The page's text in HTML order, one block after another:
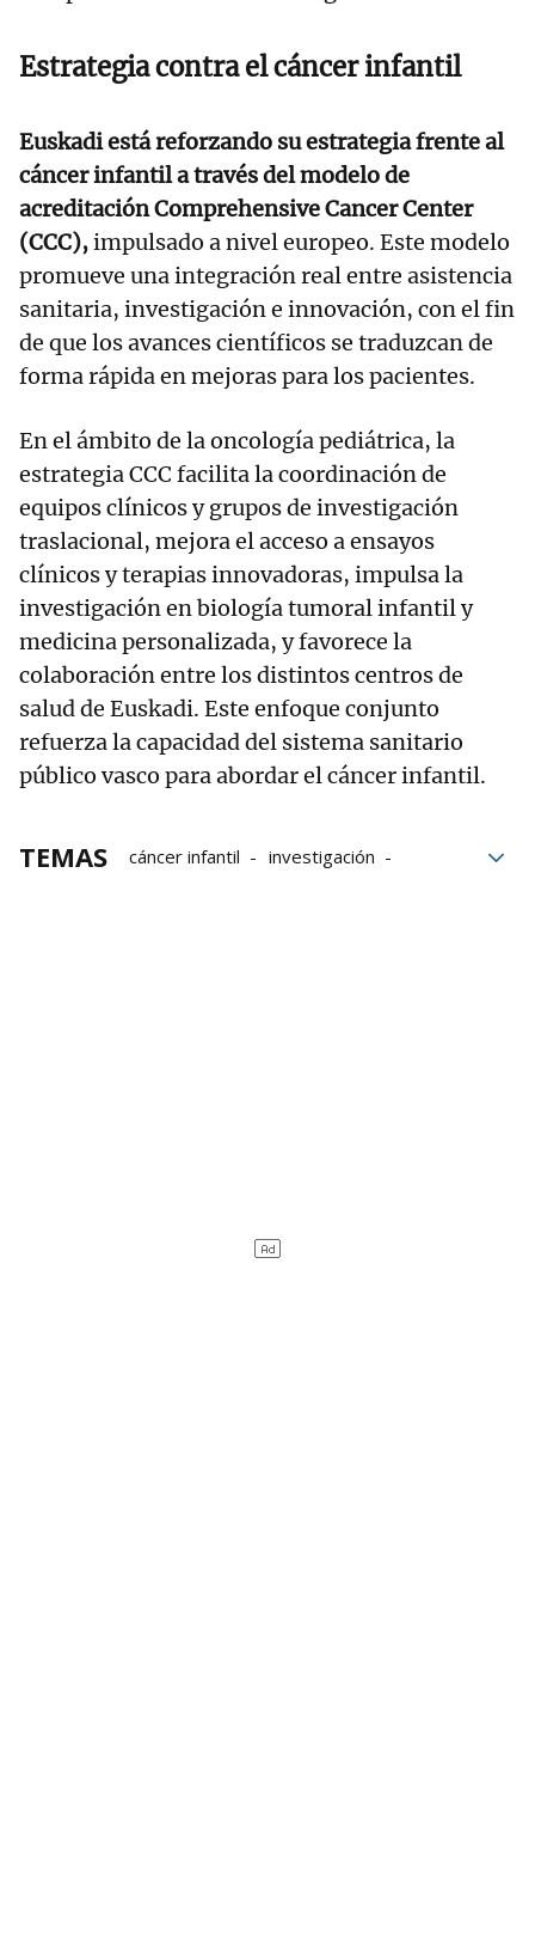
Estrategia contra el cáncer infantil
Euskadi está reforzando su estrategia frente al
cáncer infantil a través del modelo de
acreditación Comprehensive Cancer Center
(CCC),impulsado a nivel europeo. Este modelo
promueve una integración real entre asistencia
sanitaria, investigación e innovación, con el fin
de que los avances científicos se traduzcan de
forma rápida en mejoras para los pacientes.
En el ámbito de la oncología pediátrica, la
estrategia CCC facilita la coordinación de
equipos clínicos y grupos de investigación
traslacional, mejora el acceso a ensayos
clínicos y terapias innovadoras, impulsa la
investigación en biología tumoral infantil y
medicina personalizada, y favorece la
colaboración entre los distintos centros de
salud de Euskadi. Este enfoque conjunto
refuerza la capacidad del sistema sanitario
público vasco para abordar el cáncer infantil.
TEMAS cáncer infantil
investigación